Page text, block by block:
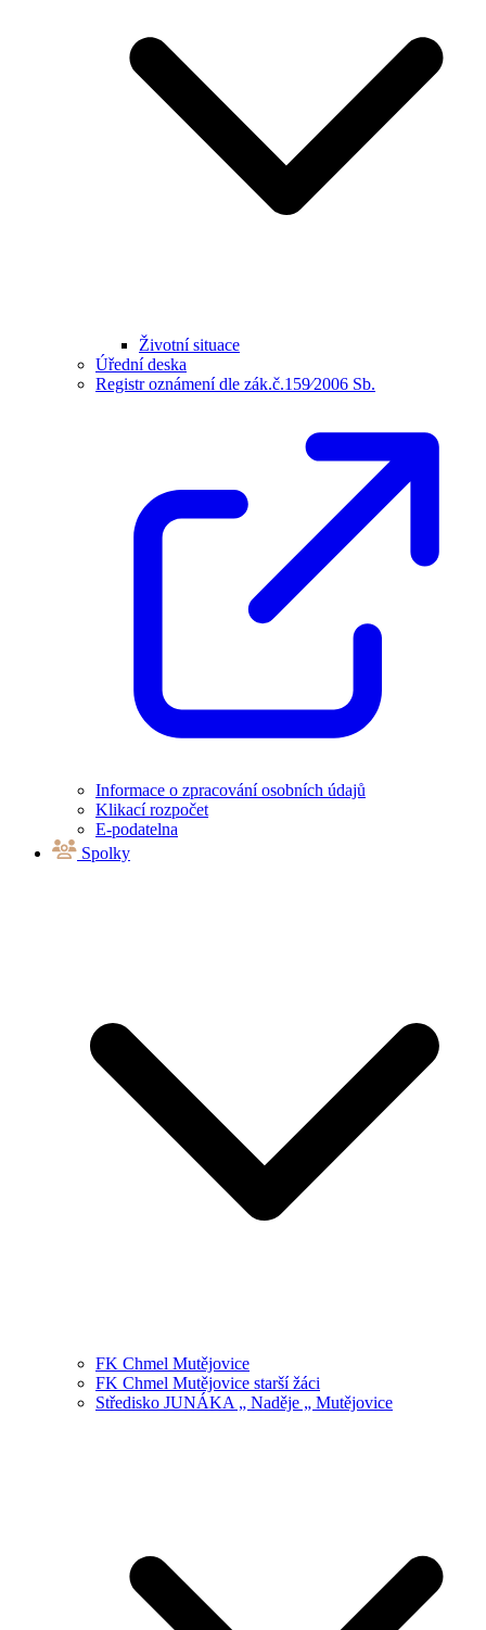
Životní situace
Úřední deska
Registr oznámení dle zák.č.159⁄2006 Sb.
Informace o zpracování osobních údajů
Klikací rozpočet
E-podatelna
Spolky
FK Chmel Mutějovice
FK Chmel Mutějovice starší žáci
Středisko JUNÁKA „ Naděje „ Mutějovice